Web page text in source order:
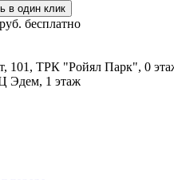
в один клик
бесплатно
101, ТРК "Ройял Парк", 0
Эдем, 1 этаж